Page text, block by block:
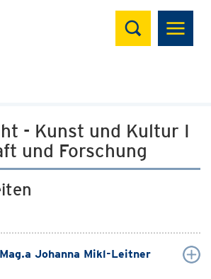
Suchen
- Kunst und Kultur I
und Forschung
Johanna Mikl-Leitner